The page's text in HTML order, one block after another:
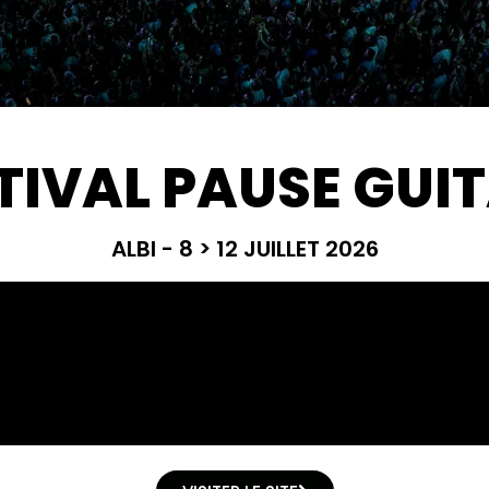
PAUSE
ALBI - 8 > 12 JUILLET 2026